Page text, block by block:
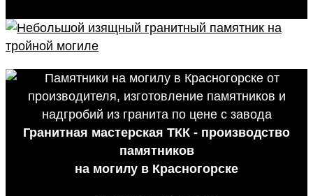
Гранитная мастерская ТКК - производство
памятников
на могилу в Красногорске